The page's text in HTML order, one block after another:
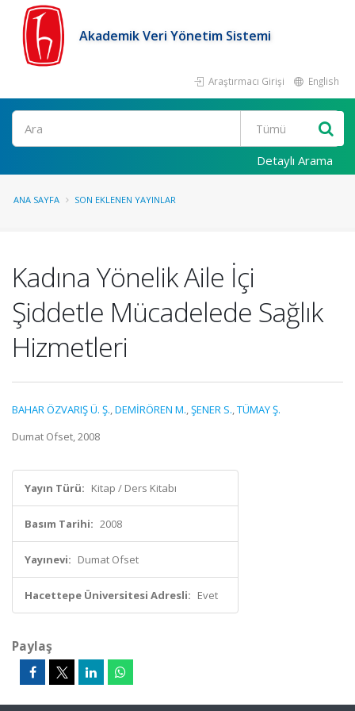
Akademik Veri Yönetim Sistemi
Araştırmacı Girişi English
Ara
Detaylı Arama
ANA SAYFA SON EKLENEN YAYINLAR
Kadına Yönelik Aile İçi
Şiddetle Mücadelede Sağlık
Hizmetleri
BAHAR ÖZVARIŞ Ü. Ş.,DEMİRÖREN M.,ŞENER S.,TÜMAY Ş.
Dumat Ofset, 2008
Yayın Türü: Kitap / Ders Kitabı
Basım Tarihi: 2008
Yayınevi: Dumat Ofset
Hacettepe Üniversitesi Adresli: Evet
Paylaş